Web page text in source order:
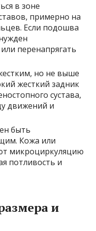
в зоне
примерно на
Если подошва
перенапрягать
но не выше
жесткий задник
сустава,
движений и
быть
Кожа или
микроциркуляцию
потливость и
и